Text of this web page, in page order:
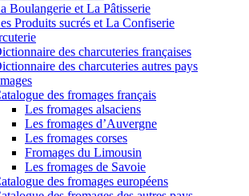
Boulangerie et La Pâtisserie
Produits sucrés et La Confiserie
des charcuteries françaises
des charcuteries autres pays
des fromages français
Les fromages alsaciens
Les fromages d’Auvergne
Les fromages corses
Fromages du Limousin
Les fromages de Savoie
des fromages européens